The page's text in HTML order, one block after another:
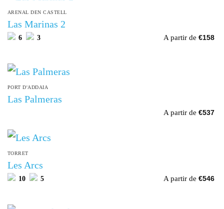
ARENAL DEN CASTELL
Las Marinas 2
6 3 A partir de €158
PORT D'ADDAIA
Las Palmeras
A partir de €537
TORRET
Les Arcs
10 5 A partir de €546